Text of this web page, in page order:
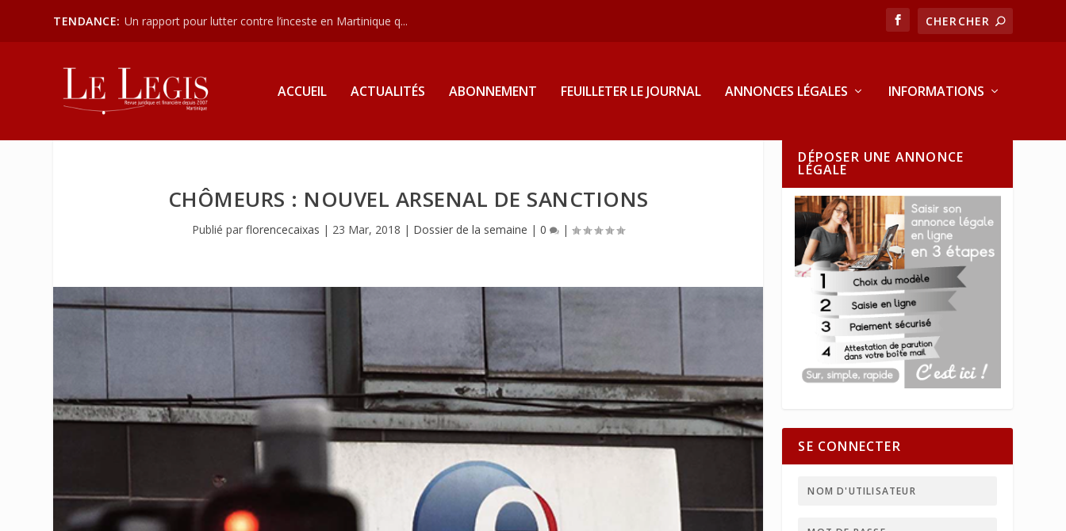
TENDANCE: Un rapport pour lutter contre l’inceste en Martinique q...
ACCUEIL ACTUALITÉS ABONNEMENT FEUILLETER LE JOURNAL ANNONCES LÉGALES INFORMATIONS
CHÔMEURS : NOUVEL ARSENAL DE SANCTIONS
Publié parflorencecaixas | 23 Mar, 2018 | Dossier de la semaine |0 |
DÉPOSER UNE ANNONCE
LÉGALE
SE CONNECTER